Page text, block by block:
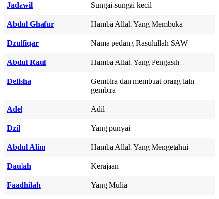
Jadawil Sungai-sungai kecil
Abdul Ghafur Hamba Allah Yang Membuka
Dzulfiqar Nama pedang Rasulullah SAW
Abdul Rauf Hamba Allah Yang Pengasih
Delisha
Gembira dan membuat orang lain
gembira
Adel Adil
Dzil Yang punyai
Abdul Alim Hamba Allah Yang Mengetahui
Daulah Kerajaan
Faadhilah Yang Mulia